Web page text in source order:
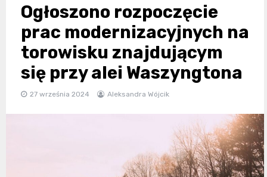
Ogłoszono rozpoczęcie
prac modernizacyjnych na
torowisku znajdującym
się przy alei Waszyngtona
27 września 2024 Aleksandra Wójcik